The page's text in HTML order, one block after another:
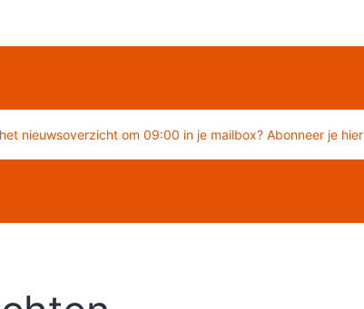
nieuwsoverzicht om 09:00 in je mailbox? Abonneer je hier